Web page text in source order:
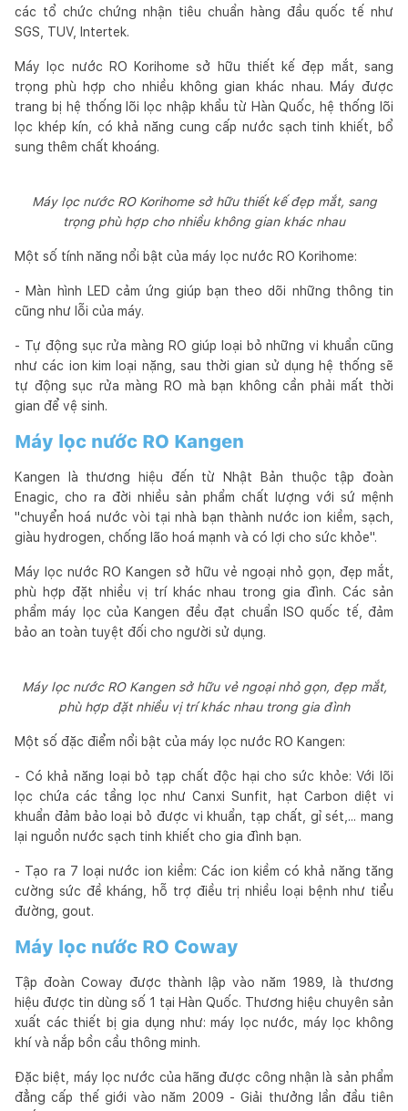
các tổ chức chứng nhận tiêu chuẩn hàng đầu quốc tế như
SGS, TUV, Intertek.
Máy lọc nước RO Korihome sở hữu thiết kế đẹp mắt, sang
trọng phù hợp cho nhiều không gian khác nhau. Máy được
trang bị hệ thống lõi lọc nhập khẩu từ Hàn Quốc, hệ thống lõi
lọc khép kín, có khả năng cung cấp nước sạch tinh khiết, bổ
sung thêm chất khoáng.
Máy lọc nước RO Korihome sở hữu thiết kế đẹp mắt, sang
trọng phù hợp cho nhiều không gian khác nhau
Một số tính năng nổi bật của máy lọc nước RO Korihome:
- Màn hình LED cảm ứng giúp bạn theo dõi những thông tin
cũng như lỗi của máy.
- Tự động sục rửa màng RO giúp loại bỏ những vi khuẩn cũng
như các ion kim loại nặng, sau thời gian sử dụng hệ thống sẽ
tự động sục rửa màng RO mà bạn không cần phải mất thời
gian để vệ sinh.
Máy lọc nước RO Kangen
Kangen là thương hiệu đến từ Nhật Bản thuộc tập đoàn
Enagic, cho ra đời nhiều sản phẩm chất lượng với sứ mệnh
"chuyển hoá nước vòi tại nhà bạn thành nước ion kiềm, sạch,
giàu hydrogen, chống lão hoá mạnh và có lợi cho sức khỏe".
Máy lọc nước RO Kangen sở hữu vẻ ngoại nhỏ gọn, đẹp mắt,
phù hợp đặt nhiều vị trí khác nhau trong gia đình. Các sản
phẩm máy lọc của Kangen đều đạt chuẩn ISO quốc tế, đảm
bảo an toàn tuyệt đối cho người sử dụng.
Máy lọc nước RO Kangen sở hữu vẻ ngoại nhỏ gọn, đẹp mắt,
phù hợp đặt nhiều vị trí khác nhau trong gia đình
Một số đặc điểm nổi bật của máy lọc nước RO Kangen:
- Có khả năng loại bỏ tạp chất độc hại cho sức khỏe: Với lõi
lọc chứa các tầng lọc như Canxi Sunfit, hạt Carbon diệt vi
khuẩn đảm bảo loại bỏ được vi khuẩn, tạp chất, gỉ sét,... mang
lại nguồn nước sạch tinh khiết cho gia đình bạn.
- Tạo ra 7 loại nước ion kiềm: Các ion kiềm có khả năng tăng
cường sức đề kháng, hỗ trợ điều trị nhiều loại bệnh như tiểu
đường, gout.
Máy lọc nước RO Coway
Tập đoàn Coway được thành lập vào năm 1989, là thương
hiệu được tin dùng số 1 tại Hàn Quốc. Thương hiệu chuyên sản
xuất các thiết bị gia dụng như: máy lọc nước, máy lọc không
khí và nắp bồn cầu thông minh.
Đặc biệt, máy lọc nước của hãng được công nhận là sản phẩm
đẳng cấp thế giới vào năm 2009 - Giải thưởng lần đầu tiên